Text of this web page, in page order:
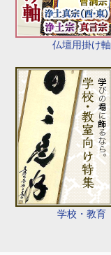
仏壇用掛け軸
学校・教育